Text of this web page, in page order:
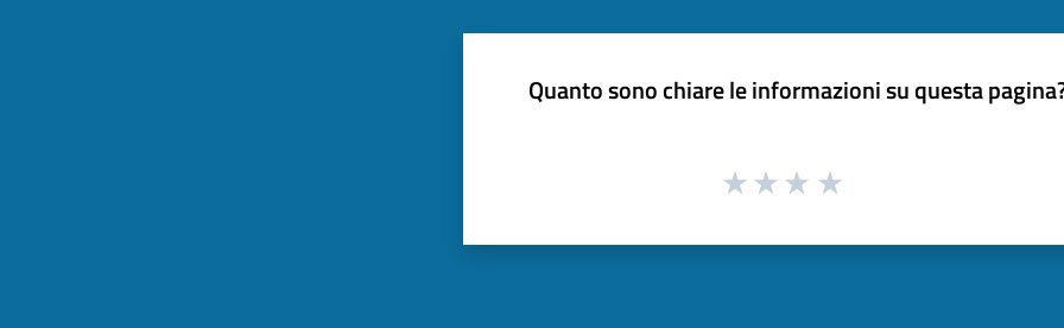
Quanto sono chiare le informazioni su questa